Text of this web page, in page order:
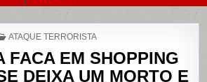
POSTED
ATAQUE TERRORISTA
FACA EM SHOPPING
DEIXA UM MORTO E